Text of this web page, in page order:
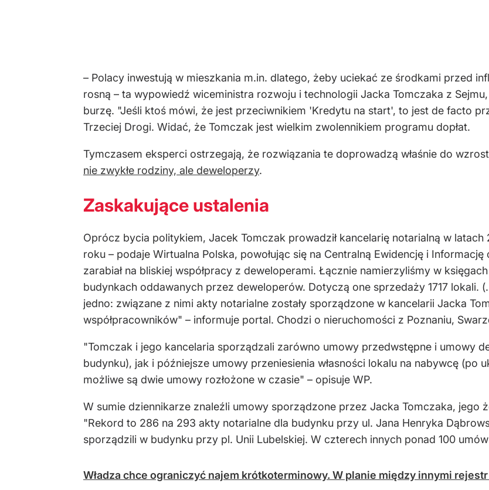
– Polacy inwestują w mieszkania m.in. dlatego, żeby uciekać ze środkami przed
rosną – ta wypowiedź wiceministra rozwoju i technologii Jacka Tomczaka z
burzę. "Jeśli ktoś mówi, że jest przeciwnikiem 'Kredytu na start', to jest de facto
Trzeciej Drogi. Widać, że Tomczak jest wielkim zwolennikiem programu dopłat.
Tymczasem eksperci ostrzegają, że rozwiązania te doprowadzą właśnie do
nie zwykłe rodziny, ale deweloperzy.
Zaskakujące ustalenia
Oprócz bycia politykiem, Jacek Tomczak prowadził kancelarię notarialną w
roku – podaje Wirtualna Polska, powołując się na Centralną Ewidencję i
zarabiał na bliskiej współpracy z deweloperami. Łącznie namierzyliśmy w
budynkach oddawanych przez deweloperów. Dotyczą one sprzedaży 1717 lokali.
jedno: związane z nimi akty notarialne zostały sporządzone w kancelarii Jacka
współpracowników" – informuje portal. Chodzi o nieruchomości z Poznaniu,
"Tomczak i jego kancelaria sporządzali zarówno umowy przedwstępne i umowy
budynku), jak i późniejsze umowy przeniesienia własności lokalu na nabywcę (po
możliwe są dwie umowy rozłożone w czasie" – opisuje WP.
W sumie dziennikarze znaleźli umowy sporządzone przez Jacka Tomczaka, jego
"Rekord to 286 na 293 akty notarialne dla budynku przy ul. Jana Henryka
sporządzili w budynku przy pl. Unii Lubelskiej. W czterech innych ponad 100
Władza chce ograniczyć najem krótkoterminowy. W planie między innymi